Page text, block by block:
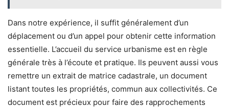
Dans notre expérience, il suffit généralement d’un
déplacement ou d’un appel pour obtenir cette information
essentielle. L’accueil du service urbanisme est en règle
générale très à l’écoute et pratique. Ils peuvent aussi vous
remettre un extrait de matrice cadastrale, un document
listant toutes les propriétés, commun aux collectivités. Ce
document est précieux pour faire des rapprochements